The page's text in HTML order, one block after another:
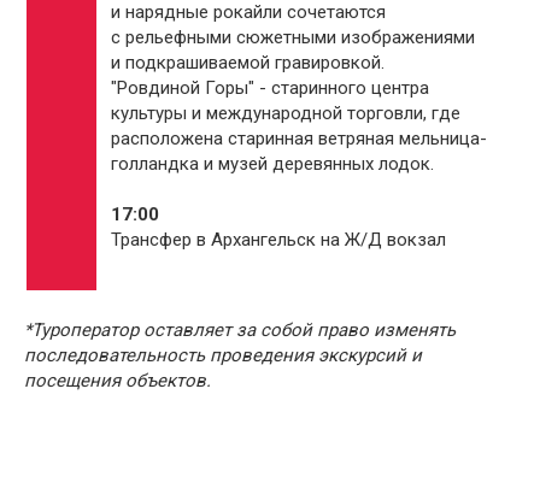
и нарядные рокайли сочетаются
с рельефными сюжетными изображениями
и подкрашиваемой гравировкой.
"Ровдиной Горы" - старинного центра
культуры и международной торговли, где
расположена старинная ветряная мельница-
голландка и музей деревянных лодок.
17:00
Трансфер в Архангельск на Ж/Д вокзал
*Туроператор оставляет за собой право изменять
последовательность проведения экскурсий и
посещения объектов.